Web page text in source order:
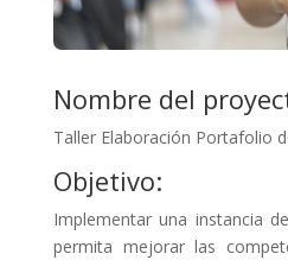
Nombre del
Taller Elaboración Portafolio
Objetivo:
Implementar una instancia
permita mejorar las